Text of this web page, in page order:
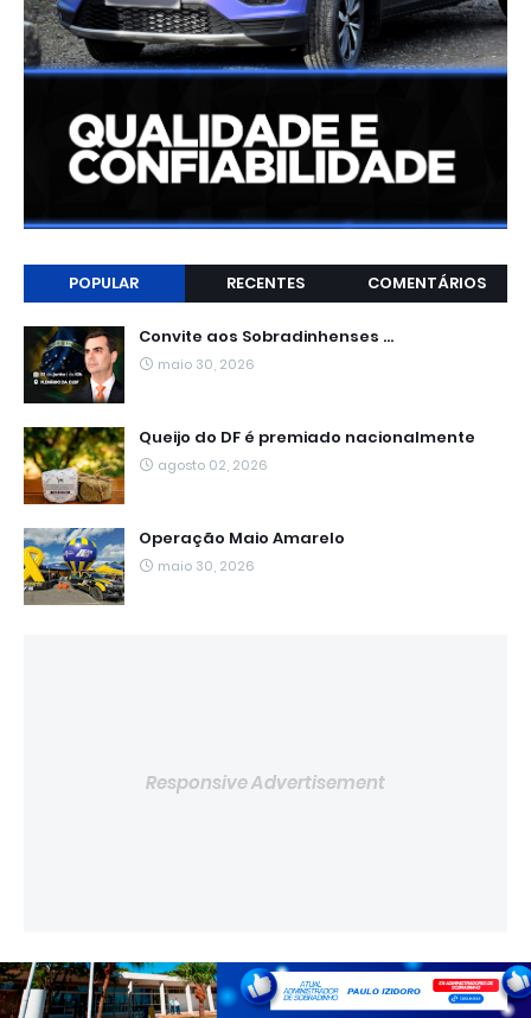
POPULAR RECENTES COMENTÁRIOS
Convite aos Sobradinhenses ...
maio 30, 2026
Queijo do DF é premiado nacionalmente
agosto 02, 2026
Operação Maio Amarelo
maio 30, 2026
Responsive Advertisement